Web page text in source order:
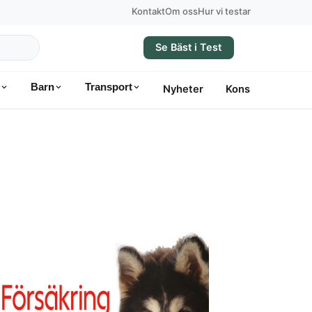
KontaktOm ossHur vi testar
Se Bäst i Test
Barn Transport Nyheter